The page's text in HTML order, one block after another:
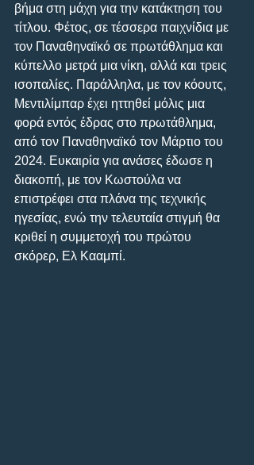
βήμα στη μάχη για την κατάκτηση του
τίτλου. Φέτος, σε τέσσερα παιχνίδια με
τον Παναθηναϊκό σε πρωτάθλημα και
κύπελλο μετρά μια νίκη, αλλά και τρεις
ισοπαλίες. Παράλληλα, με τον κόουτς,
Μεντιλίμπαρ έχει ηττηθεί μόλις μια
φορά εντός έδρας στο πρωτάθλημα,
από τον Παναθηναϊκό τον Μάρτιο του
2024. Ευκαιρία για ανάσες έδωσε η
διακοπή, με τον Κωστούλα να
επιστρέφει στα πλάνα της τεχνικής
ηγεσίας, ενώ την τελευταία στιγμή θα
κριθεί η συμμετοχή του πρώτου
σκόρερ, Ελ Κααμπί.